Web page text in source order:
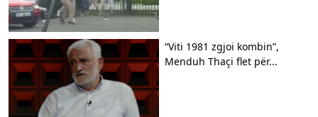
“Viti 1981 zgjoi kombin”,
Menduh Thaçi flet për...